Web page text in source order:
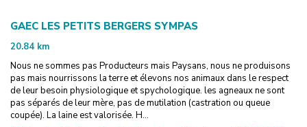
GAEC LES PETITS BERGERS SYMPAS
20.84 km
Nous ne sommes pas Producteurs mais Paysans, nous ne produisons
pas mais nourrissons la terre et élevons nos animaux dans le respect
de leur besoin physiologique et spychologique. les agneaux ne sont
pas séparés de leur mère, pas de mutilation (castration ou queue
coupée). La laine est valorisée. H...